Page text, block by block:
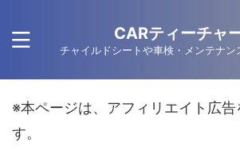
CARティーチャ
チャイルドシートや車検・メンテナン
※本ページは、アフィリエイト広告
す。